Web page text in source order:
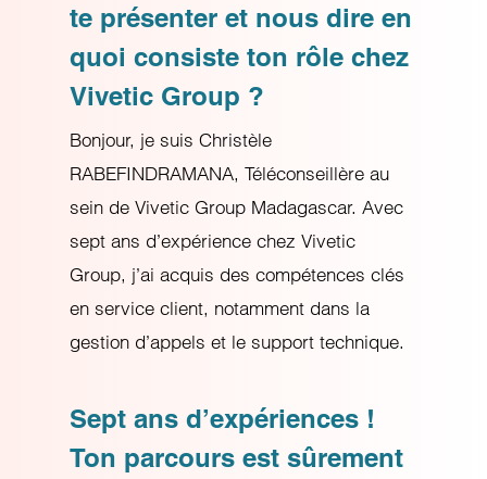
te présenter et nous dire en
quoi consiste ton rôle chez
Vivetic Group ?
Bonjour, je suis Christèle
RABEFINDRAMANA, Téléconseillère au
sein de Vivetic Group Madagascar. Avec
sept ans d’expérience chez Vivetic
Group, j’ai acquis des compétences clés
en service client, notamment dans la
gestion d’appels et le support technique.
Sept ans d’expériences !
Ton parcours est sûrement